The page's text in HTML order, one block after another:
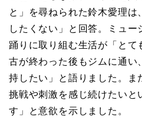
と」を尋ねられた鈴木愛理は
したくない」と回答。ミュ
踊りに取り組む生活が「とて
古が終わった後もジムに通い
持したい」と語りました。ま
挑戦や刺激を感じ続けたいと
す」と意欲を示しました。